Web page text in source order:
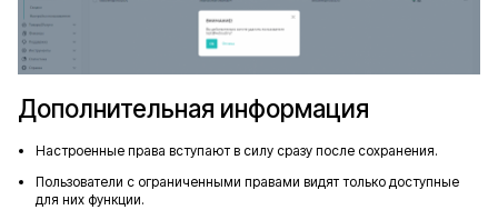
Дополнительная информация
Настроенные права вступают в силу сразу после сохранения.
Пользователи с ограниченными правами видят только доступные
для них функции.